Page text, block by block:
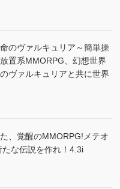
のヴァルキュリア～簡単操
置系MMORPG、幻想世界
ヴァルキュリアと共に世界
、覚醒のMMORPG!メテオ
な伝説を作れ！4.3i